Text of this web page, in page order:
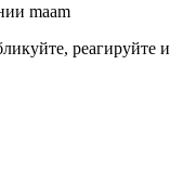
maam
реагируйте и